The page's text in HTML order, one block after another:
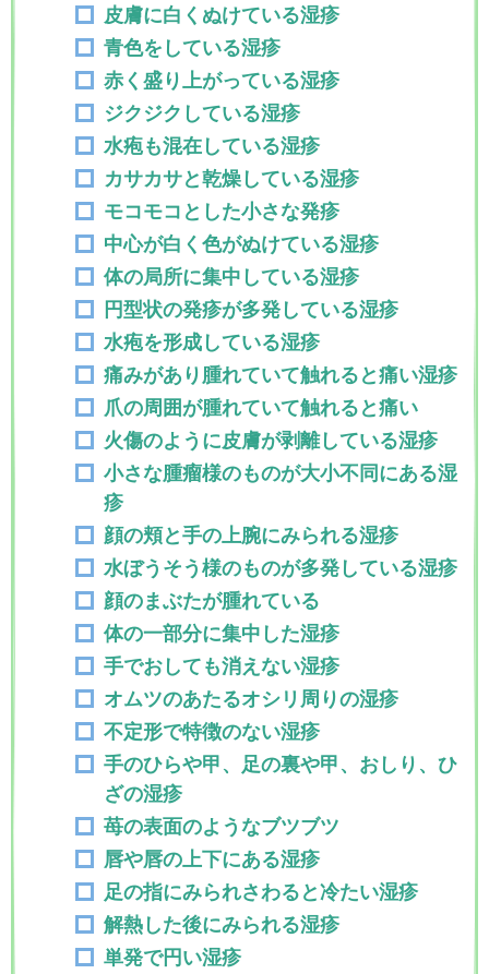
皮膚に白くぬけている湿疹
青色をしている湿疹
赤く盛り上がっている湿疹
ジクジクしている湿疹
水疱も混在している湿疹
カサカサと乾燥している湿疹
モコモコとした小さな発疹
中心が白く色がぬけている湿疹
体の局所に集中している湿疹
円型状の発疹が多発している湿疹
水疱を形成している湿疹
痛みがあり腫れていて触れると痛い湿疹
爪の周囲が腫れていて触れると痛い
火傷のように皮膚が剥離している湿疹
小さな腫瘤様のものが大小不同にある湿
疹
顔の頬と手の上腕にみられる湿疹
水ぼうそう様のものが多発している湿疹
顔のまぶたが腫れている
体の一部分に集中した湿疹
手でおしても消えない湿疹
オムツのあたるオシリ周りの湿疹
不定形で特徴のない湿疹
手のひらや甲、足の裏や甲、おしり、ひ
ざの湿疹
苺の表面のようなブツブツ
唇や唇の上下にある湿疹
足の指にみられさわると冷たい湿疹
解熱した後にみられる湿疹
単発で円い湿疹